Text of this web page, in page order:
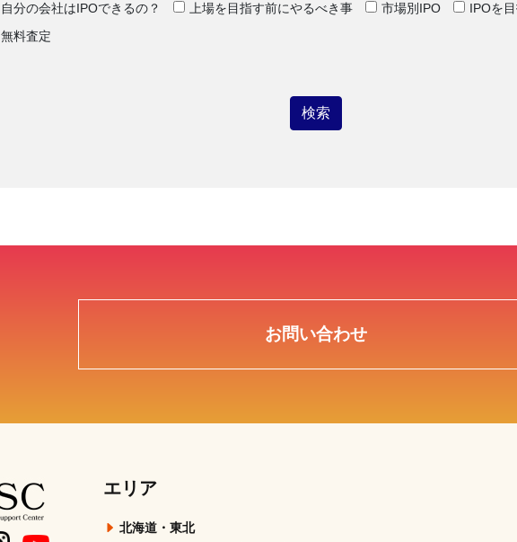
自分の会社はIPOできるの？ 上場を目指す前にやるべき事 市場別IPO
IPOを
無料査定
お問い合わせ
エリア
北海道・東北